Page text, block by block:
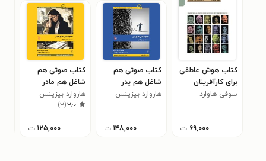
کتاب هوش عاطفی
برای کارآفرینان
سوفی هاوارد
۶۹,۰۰۰ ت
کتاب صوتی هم
شاغل هم پدر
هاروارد بیزینس
۱۴۸,۰۰۰ ت
کتاب صوتی هم
شاغل هم مادر
هاروارد بیزینس
ریویو
۳٫۰(۳)
۱۲۵,۰۰۰ ت